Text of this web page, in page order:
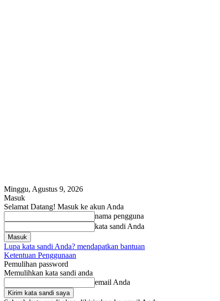
Minggu, Agustus 9, 2026
Masuk
Selamat Datang! Masuk ke akun Anda
nama pengguna
kata sandi Anda
Lupa kata sandi Anda? mendapatkan bantuan
Ketentuan Penggunaan
Pemulihan password
Memulihkan kata sandi anda
email Anda